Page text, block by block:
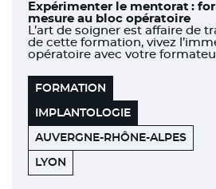
Expérimenter le mentorat :
mesure au bloc opératoire
L’art de soigner est affaire de
de cette formation, vivez
opératoire avec votre
FORMATION
IMPLANTOLOGIE
AUVERGNE-RHÔNE-ALPES
151
BOULEVARD
LYON